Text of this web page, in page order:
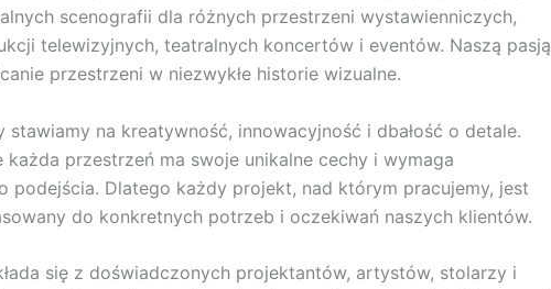
scenografii dla różnych przestrzeni wystawienniczych,
telewizyjnych, teatralnych koncertów i eventów. Naszą pasją
przestrzeni w niezwykłe historie wizualne.
stawiamy na kreatywność, innowacyjność i dbałość o detale.
każda przestrzeń ma swoje unikalne cechy i wymaga
podejścia. Dlatego każdy projekt, nad którym pracujemy, jest
do konkretnych potrzeb i oczekiwań naszych klientów.
się z doświadczonych projektantów, artystów, stolarzy i